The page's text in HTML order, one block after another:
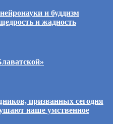
и буддизм
и жадность
призванных сегодня
наше умственное